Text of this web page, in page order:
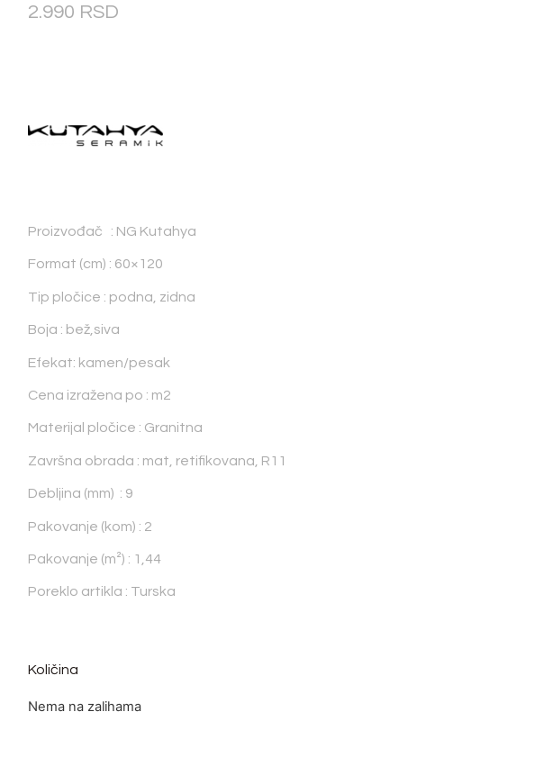
2.990 RSD
Proizvođač : NG Kutahya
Format (cm) : 60×120
Tip pločice : podna, zidna
Boja : bež,siva
Efekat: kamen/pesak
Cena izražena po : m2
Materijal pločice : Granitna
Završna obrada : mat, retifikovana, R11
Debljina (mm) : 9
Pakovanje (kom) : 2
Pakovanje (m²) : 1,44
Poreklo artikla : Turska
Količina
Nema na zalihama